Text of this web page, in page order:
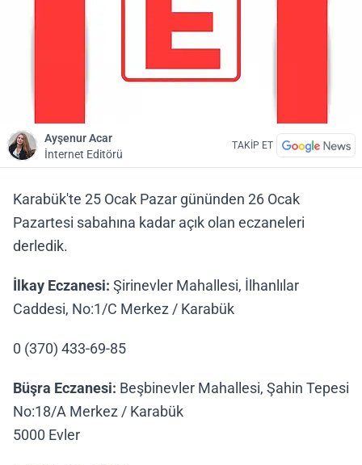
Ayşenur Acar
İnternet Editörü
TAKİP ET
Karabük'te 25 Ocak Pazar gününden 26 Ocak
Pazartesi sabahına kadar açık olan eczaneleri
derledik.
İlkay Eczanesi: Şirinevler Mahallesi, İlhanlılar
Caddesi, No:1/C Merkez / Karabük
0 (370) 433-69-85
Büşra Eczanesi: Beşbinevler Mahallesi, Şahin Tepesi
No:18/A Merkez / Karabük
5000 Evler